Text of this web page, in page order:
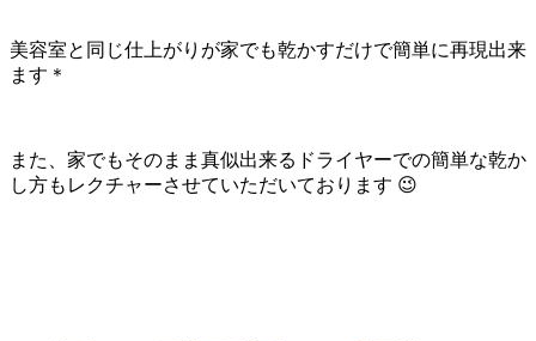
美容室と同じ仕上がりが家でも乾かすだけで簡単に再現出来
ます＊
また、家でもそのまま真似出来るドライヤーでの簡単な乾か
し方もレクチャーさせていただいております 😉